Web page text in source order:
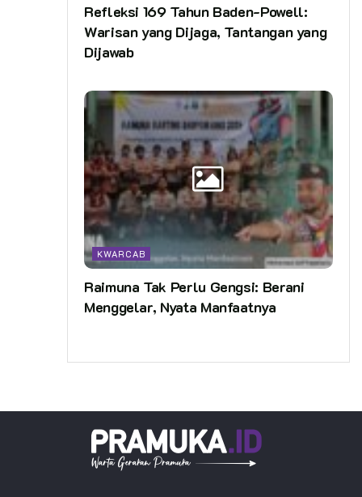
Refleksi 169 Tahun Baden-Powell:
Warisan yang Dijaga, Tantangan yang
Dijawab
KWARCAB
Raimuna Tak Perlu Gengsi: Berani
Menggelar, Nyata Manfaatnya